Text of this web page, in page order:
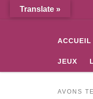
Passer au contenu
ACCUEIL
JEUX
AVONS
Translate »